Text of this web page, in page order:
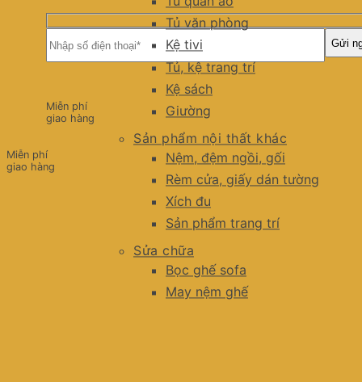
Tủ văn phòng
Kệ tivi
Tủ, kệ trang trí
Kệ sách
Giường
Sản phẩm nội thất khác
Nệm, đệm ngồi, gối
Rèm cửa, giấy dán tường
Xích đu
Sản phẩm trang trí
Sửa chữa
Bọc ghế sofa
May nệm ghế
Miễn phí
giao hàng
Miễn phí
giao hàng